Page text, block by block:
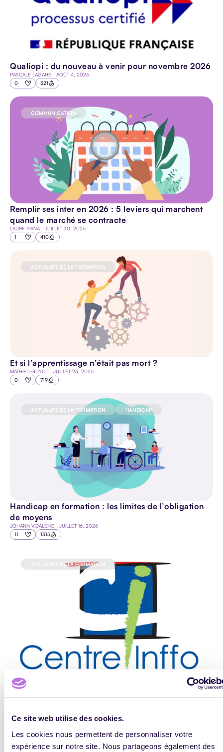
Ce site web utilise des cookies.
Les cookies nous permettent de personnaliser votre
expérience sur notre site. Nous partageons également des
Qualiopi : du nouveau à venir pour novembre 2026
PASCALE LAGAHE
AOÛT 4, 2026
0
521
Remplir ses inter en 2026 : 5 leviers qui marchent
quand le marché se contracte
LAURE PIANA JUILLET 30, 2026
COMMUNICATION
1 410
Et si l’apprentissage n’était pas mort ?
MATHIEU GUYOT JUILLET 23, 2026
ACTUALITÉ DE LA FORMATION
0 719
Handicap en formation : les limites de l’obligation
de moyens
JOHANN VIDALENC JUILLET 16, 2026
ACTUALITÉ DE LA FORMATION HANDICAP
11 1315
Centre Inffo en liquidation judiciaire
ACTUALITÉ DE LA FORMATION
E-LEARNING PÉDAGOGIE